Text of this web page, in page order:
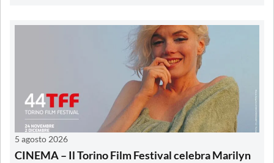
5 agosto 2026
CINEMA – Il Torino Film Festival celebra Marilyn